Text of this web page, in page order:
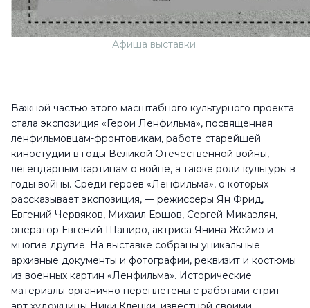
Афиша выставки.
Важной частью этого масштабного культурного проекта
стала экспозиция «Герои Ленфильма», посвященная
ленфильмовцам-фронтовикам, работе старейшей
киностудии в годы Великой Отечественной войны,
легендарным картинам о войне, а также роли культуры в
годы войны. Среди героев «Ленфильма», о которых
рассказывает экспозиция, — режиссеры Ян Фрид,
Евгений Червяков, Михаил Ершов, Сергей Микаэлян,
оператор Евгений Шапиро, актриса Янина Жеймо и
многие другие. На выставке собраны уникальные
архивные документы и фотографии, реквизит и костюмы
из военных картин «Ленфильма». Исторические
материалы органично переплетены с работами стрит-